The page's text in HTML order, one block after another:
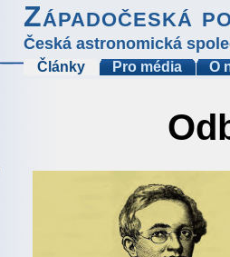
Západočeská
Česká astronomická
Články Pro média O